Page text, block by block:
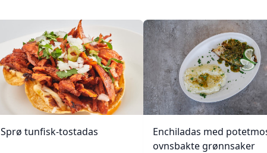
Sprø tunfisk-tostadas
Enchiladas med
ovnsbakte grønnsaker